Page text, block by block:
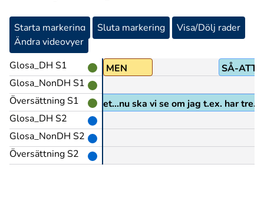
Starta markering Sluta markering
Visa/Dölj rader
Ändra videovyer
Glosa_DH S1
Glosa_NonDH S1
Översättning S1
Glosa_DH S2
Glosa_NonDH S2
Översättning S2
MEN SÅ-ATT-
men ja..så är det...nu ska vi se om jag t.ex. har